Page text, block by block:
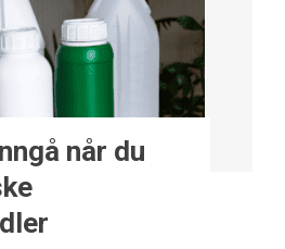
når du